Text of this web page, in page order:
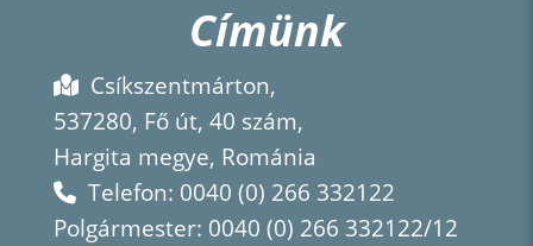
Címünk
Csíkszentmárton,
537280, Fő út, 40 szám,
Hargita megye, Románia
Telefon: 0040 (0) 266 332122
Polgármester: 0040 (0) 266 332122/12